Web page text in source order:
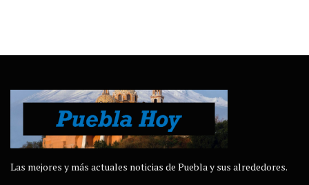
Las mejores y más actuales noticias de Puebla y sus alrededores.